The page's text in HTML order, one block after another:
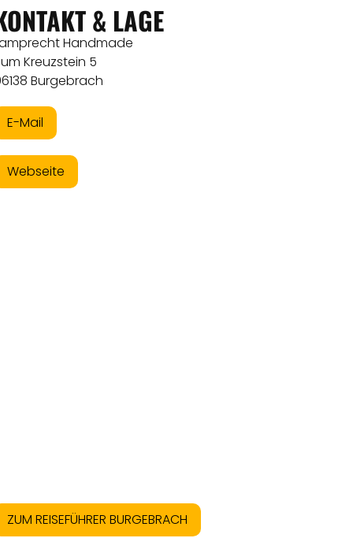
& LAGE
Handmade
Kreuzstein 5
Burgebrach
E-Mail
Webseite
ZUM REISEFÜHRER BURGEBRACH